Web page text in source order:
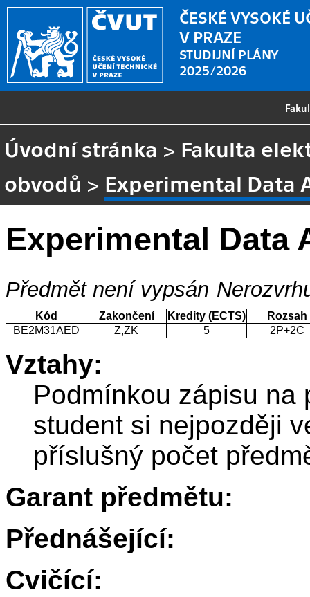
ČESKÉ VYSOKÉ
V PRAZE
STUDIJNÍ PLÁNY
2025/2026
Úvodní stránka > Fakulta
obvodů > Experimental Data
Experimental Data
Předmět není vypsán
Kód Zakončení Kredity (ECTS)
Rozsah
BE2M31AED
Z,ZK 5 2P+2C
Vztahy:
Podmínkou zápisu na
student si nejpozději
příslušný počet
Garant předmětu:
Přednášející:
Cvičící: